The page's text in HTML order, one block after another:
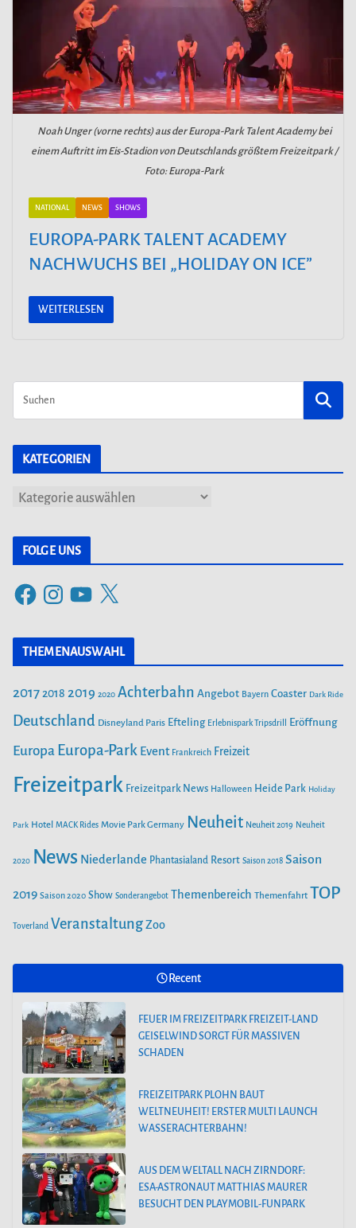
Noah Unger (vorne rechts) aus der Europa-Park Talent Academy bei
einem Auftritt im Eis-Stadion von Deutschlands größtem Freizeitpark /
Foto: Europa-Park
NATIONAL NEWS SHOWS
EUROPA-PARK TALENT ACADEMY
NACHWUCHS BEI „HOLIDAY ON ICE”
WEITERLESEN
KATEGORIEN
g
e
n
FOLGE UNS
F
c
o
o
s
t
g
r
Y
u
T
b
e
X
THEMENAUSWAHL
20172018 2019 2020 Achterbahn Angebot Bayern Coaster Dark Ride
Deutschland Disneyland Paris Efteling Erlebnispark Tripsdrill Eröffnung
Europa Europa-Park Event Frankreich Freizeit
Freizeitpark Freizeitpark News Halloween Heide Park Holiday
Park Hotel MACK Rides Movie Park Germany Neuheit Neuheit 2019 Neuheit
2020 News Niederlande Phantasialand Resort Saison 2018 Saison
2019 Saison 2020 Show Sonderangebot Themenbereich Themenfahrt TOP
Toverland VeranstaltungZoo
Recent
FEUER IM FREIZEITPARK FREIZEIT-LAND
GEISELWIND SORGT FÜR MASSIVEN
SCHADEN
FREIZEITPARK PLOHN BAUT
WELTNEUHEIT! ERSTER MULTI LAUNCH
WASSERACHTERBAHN!
AUS DEM WELTALL NACH ZIRNDORF:
ESA-ASTRONAUT MATTHIAS MAURER
BESUCHT DEN PLAYMOBIL-FUNPARK